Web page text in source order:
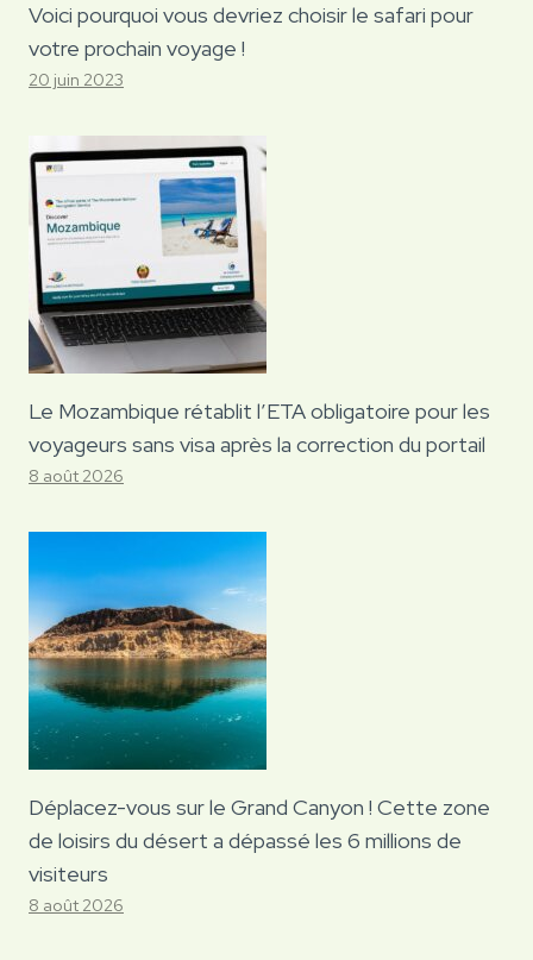
Voici pourquoi vous devriez choisir le safari pour
votre prochain voyage !
20 juin 2023
Le Mozambique rétablit l’ETA obligatoire pour les
voyageurs sans visa après la correction du portail
8 août 2026
Déplacez-vous sur le Grand Canyon ! Cette zone
de loisirs du désert a dépassé les 6 millions de
visiteurs
8 août 2026